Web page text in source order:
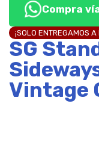
Compra
¡SOLO ENTREGAMOS
SG
Vintage